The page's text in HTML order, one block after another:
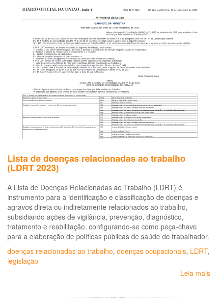
Lista de doenças relacionadas ao trabalho
(LDRT 2023)
A Lista de Doenças Relacionadas ao Trabalho (LDRT) é
instrumento para a identificação e classificação de doenças e
agravos direta ou indiretamente relacionados ao trabalho,
subsidiando ações de vigilância, prevenção, diagnóstico,
tratamento e reabilitação, configurando-se como peça-chave
para a elaboração de políticas públicas de saúde do trabalhador.
doenças relacionadas ao trabalho, doenças ocupacionais, LDRT,
legislação
Leia mais